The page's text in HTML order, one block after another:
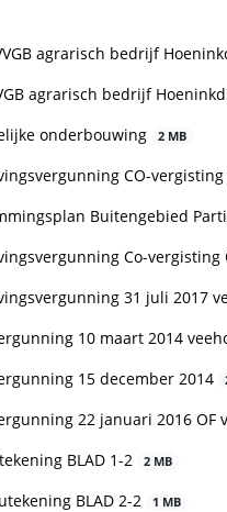
agrarisch bedrijf
agrarisch bedrijf
onderbouwing 2 MB
CO-
Buitengebied
Co-vergisting
31 juli 2017
10 maart 2014
15 december 2014
22 januari 2016 OF
BLAD 1-2 2 MB
BLAD 2-2 1 MB